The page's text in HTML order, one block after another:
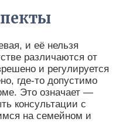
и её нельзя
различаются от
и регулируется
где-то допустимо
Это означает —
консультации с
на семейном и